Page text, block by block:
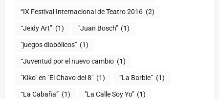
“IX Festival Internacional de Teatro 2016 (2)
“Jeidy Art” (1) "Juan Bosch" (1)
"juegos diabólicos" (1)
“Juventud por el nuevo cambio (1)
"Kiko" en "El Chavo del 8" (1) “La Barbie” (1)
“La Cabaña” (1) "La Calle Soy Yo" (1)